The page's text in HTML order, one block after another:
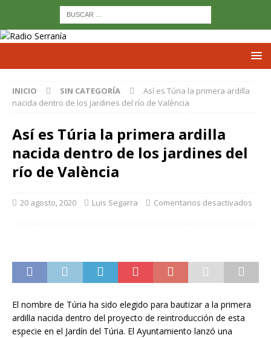
INICIO SIN CATEGORÍA
Así es Túria la primera ardilla
nacida dentro de los jardines del río de València
Así es Túria la primera ardilla
nacida dentro de los jardines del
río de València
20 agosto, 2020 Luis Segarra Comentarios desactivados
El nombre de Túria ha sido elegido para bautizar a la primera
ardilla nacida dentro del proyecto de reintroducción de esta
especie en el Jardín del Túria. El Ayuntamiento lanzó una